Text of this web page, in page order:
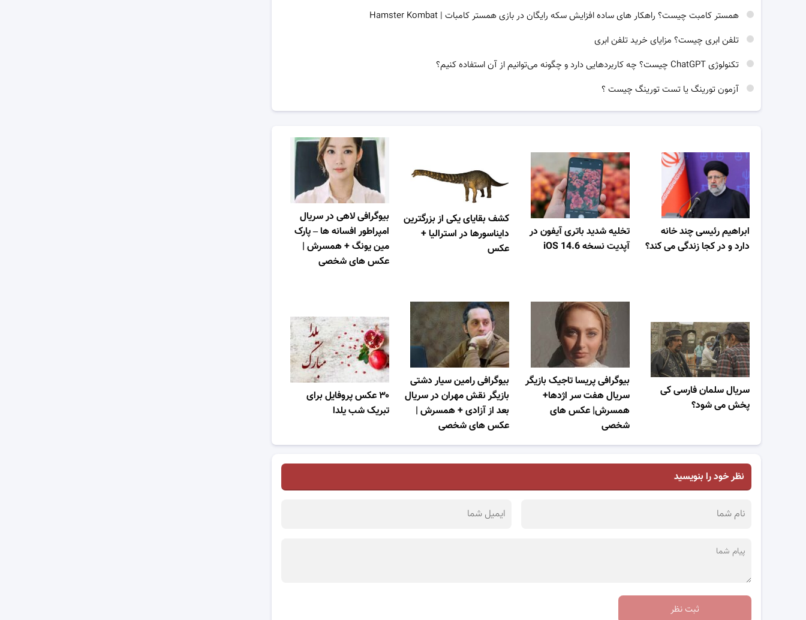
همستر کامبت چیست؟ راهکار های ساده افزایش سکه رایگان در بازی همستر کامبات | Hamster Kombat
تلفن ابری چیست؟ مزایای خرید تلفن ابری
تکنولوژی ChatGPT چیست؟ چه کاربردهایی دارد و چگونه می‌توانیم از آن استفاده کنیم؟
آزمون تورینگ یا تست تورینگ چیست ؟
بیوگرافی لاهی در سریال
امپراطور افسانه ها – پارک
مین یونگ + همسرش |
عکس های شخصی
کشف بقایای یکی از بزرگترین
دایناسورها در استرالیا +
عکس
تخلیه شدید باتری آیفون در
آپدیت نسخه iOS 14.6
ابراهیم رئیسی چند خانه
دارد و در کجا زندگی می کند؟
۳۰ عکس پروفایل برای
تبریک شب یلدا
بیوگرافی رامین سیار دشتی
بازیگر نقش مهران در سریال
بعد از آزادی + همسرش |
عکس های شخصی
بیوگرافی پریسا تاجیک بازیگر
سریال هفت سر اژدها+
همسرش| عکس های
شخصی
سریال سلمان فارسی کی
پخش می شود؟
نظر خود را بنویسید
ثبت نظر